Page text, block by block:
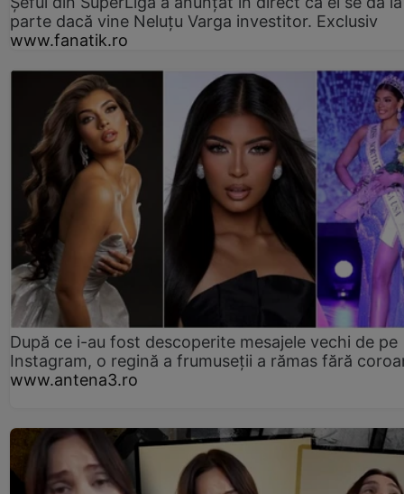
parte dacă vine Neluțu Varga investitor. Exclusiv
www.fanatik.ro
După ce i-au fost descoperite mesajele vechi de pe
Instagram, o regină a frumuseții a rămas fără
www.antena3.ro